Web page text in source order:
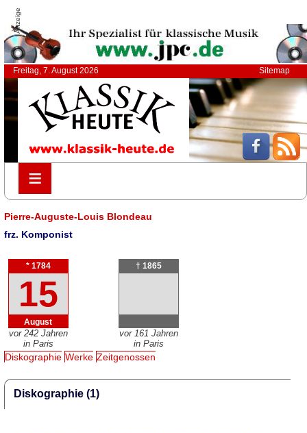
Anzeige
Freitag, 7. August 2026 Sitemap
≡
≡
Pierre-Auguste-Louis Blondeau
frz. Komponist
* 1784
15
August
vor 242 Jahren
in Paris
† 1865
vor 161 Jahren
in Paris
Diskographie Werke Zeitgenossen
Diskographie (1)